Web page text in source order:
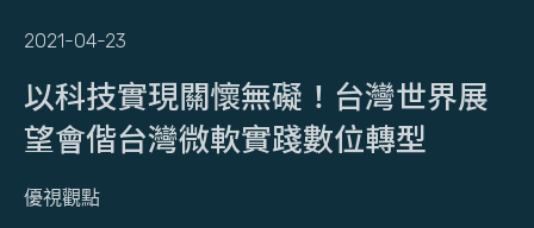
2021-04-23
以科技實現關懷無礙！台灣世界展
望會偕台灣微軟實踐數位轉型
優視觀點